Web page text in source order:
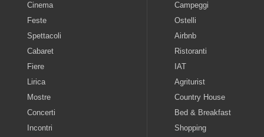
Cinema
Feste
Spettacoli
Cabaret
Fiere
Lirica
Mostre
Concerti
Incontri
Campeggi
Ostelli
Airbnb
Ristoranti
IAT
Agriturist
Country House
Bed & Breakfast
Shopping